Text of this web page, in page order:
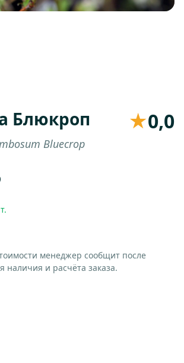
Блюкроп ★0,0
Bluecrop
менеджер сообщит после
наличия и расчёта заказа.